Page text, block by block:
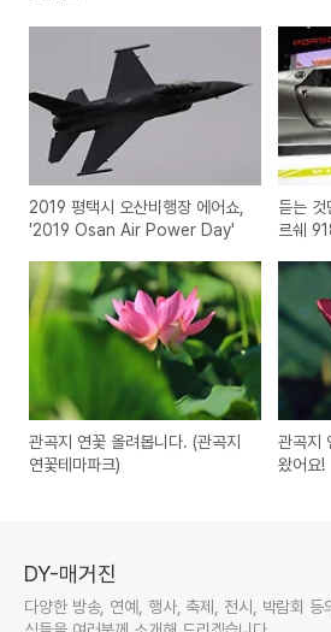
2019 평택시 오산비행장 에어쇼,
'2019 Osan Air Power Day'
듣는
르쉐
관곡지 연꽃 올려봅니다. (관곡지
연꽃테마파크)
관곡지
왔어요!
DY-매거진
다양한 방송, 연예, 행사, 축제, 전시, 박람회 등